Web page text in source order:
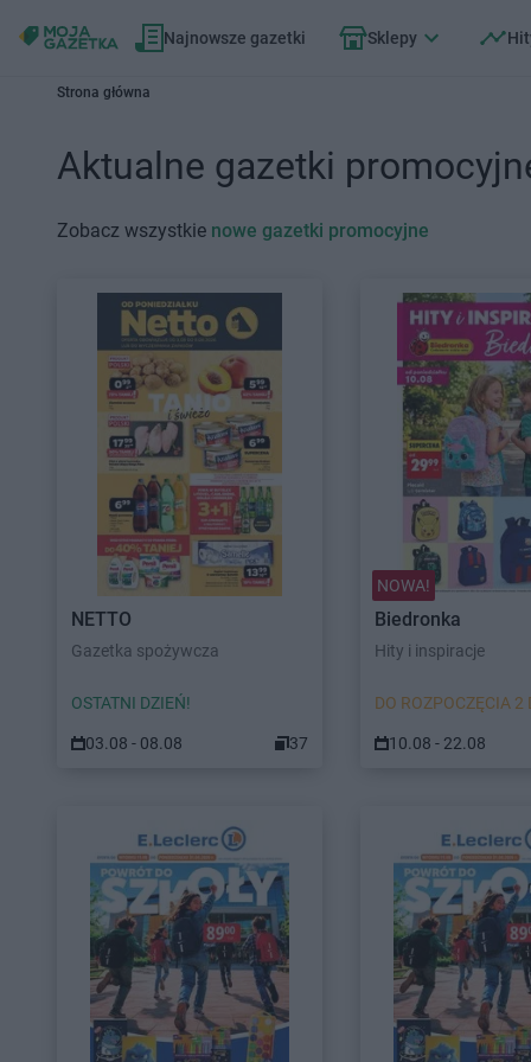
Najnowsze gazetki Sklepy
Strona główna
Aktualne gazetki
Zobacz wszystkie nowe gazetki promocyjne
NETTO
Gazetka spożywcza
OSTATNI DZIEŃ!
03.08 - 08.08 37
NOWA!
Biedronka
Hity i inspiracje
DO ROZPOCZĘCIA 2
10.08 - 22.08